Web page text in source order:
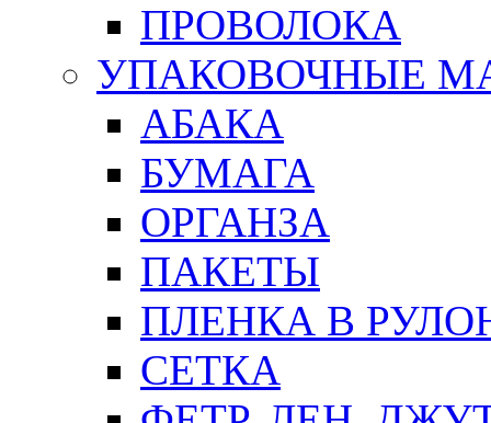
ПРОВОЛОКА
УПАКОВОЧНЫЕ
АБАКА
БУМАГА
ОРГАНЗА
ПАКЕТЫ
ПЛЕНКА В
СЕТКА